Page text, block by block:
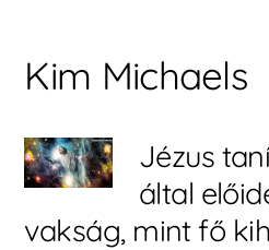
Kim Michaels
Jézus
által
vakság, mint fő